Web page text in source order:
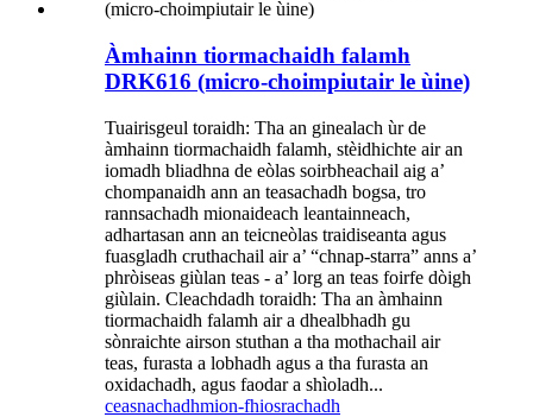
Àmhainn tiormachaidh falamh
DRK616 (micro-choimpiutair le ùine)
Tuairisgeul toraidh: Tha an ginealach ùr de
àmhainn tiormachaidh falamh, stèidhichte air an
iomadh bliadhna de eòlas soirbheachail aig a’
chompanaidh ann an teasachadh bogsa, tro
rannsachadh mionaideach leantainneach,
adhartasan ann an teicneòlas traidiseanta agus
fuasgladh cruthachail air a’ “chnap-starra” anns a’
phròiseas giùlan teas - a’ lorg an teas foirfe dòigh
giùlain. Cleachdadh toraidh: Tha an àmhainn
tiormachaidh falamh air a dhealbhadh gu
sònraichte airson stuthan a tha mothachail air
teas, furasta a lobhadh agus a tha furasta an
oxidachadh, agus faodar a shìoladh...
ceasnachadhmion-fhiosrachadh